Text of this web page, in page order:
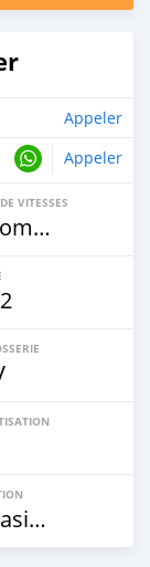
Appeler
Appeler
VITESSES
Automatique
Occasion